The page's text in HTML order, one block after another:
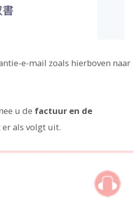
e-mail zoals hierboven naar
u de factuur en de
als volgt uit.